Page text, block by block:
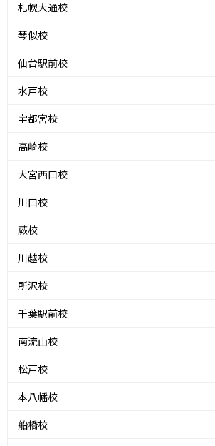
札幌大通校
琴似校
仙台駅前校
水戸校
宇都宮校
高崎校
大宮西口校
川口校
蕨校
川越校
所沢校
千葉駅前校
南流山校
松戸校
本八幡校
船橋校